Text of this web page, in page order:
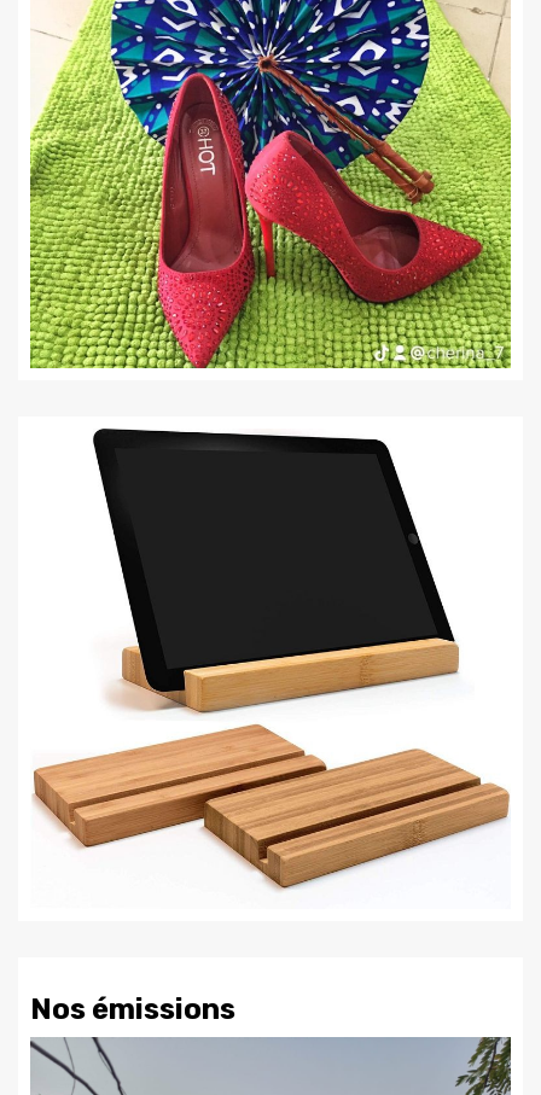
Nos émissions